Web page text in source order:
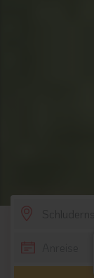
SCROLL DOWN